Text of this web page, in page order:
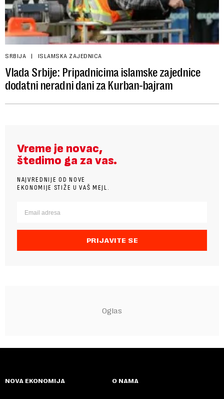
SRBIJA ISLAMSKA ZAJEDNICA
Vlada Srbije: Pripadnicima islamske zajednice
dodatni neradni dani za Kurban-bajram
Vreme je novac,
štedimo ga za vas.
NAJVREDNIJE OD NOVE
EKONOMIJE STIŽE U VAŠ MEJL.
PRIJAVITE SE
NOVA EKONOMIJA O NAMA